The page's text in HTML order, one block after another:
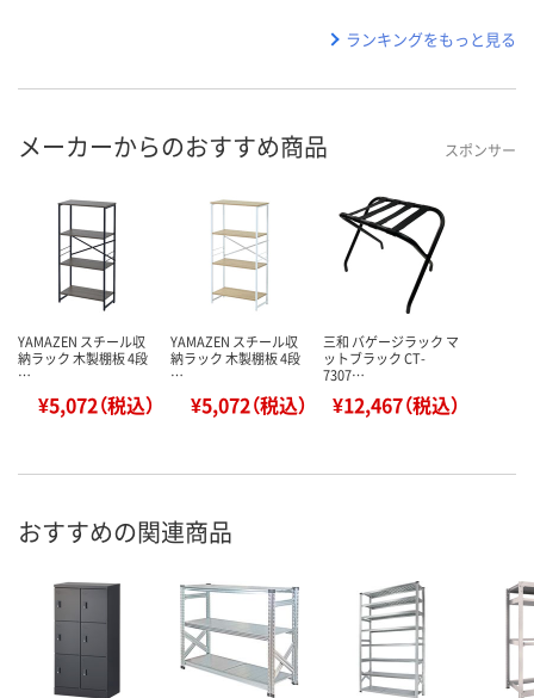
ランキングをもっと見る
メーカーからのおすすめ商品 スポンサー
YAMAZEN スチール収
納ラック 木製棚板 4段
…
¥5,072（税込）
YAMAZEN スチール収
納ラック 木製棚板 4段
…
¥5,072（税込）
三和 バゲージラック マ
ットブラック CT-
7307…
¥12,467（税込）
おすすめの関連商品